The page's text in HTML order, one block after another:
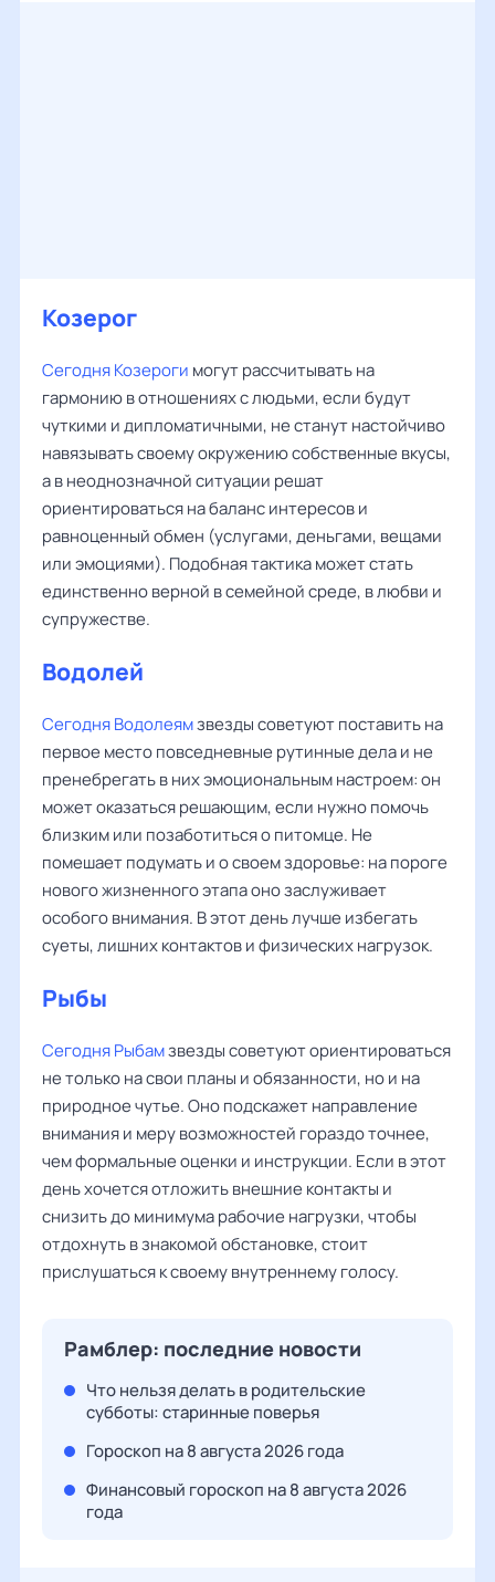
Козерог
Сегодня Козероги могут рассчитывать на
гармонию в отношениях с людьми, если будут
чуткими и дипломатичными, не станут настойчиво
навязывать своему окружению собственные вкусы,
а в неоднозначной ситуации решат
ориентироваться на баланс интересов и
равноценный обмен (услугами, деньгами, вещами
или эмоциями). Подобная тактика может стать
единственно верной в семейной среде, в любви и
супружестве.
Водолей
Сегодня Водолеямзвезды советуют поставить на
первое место повседневные рутинные дела и не
пренебрегать в них эмоциональным настроем: он
может оказаться решающим, если нужно помочь
близким или позаботиться о питомце. Не
помешает подумать и о своем здоровье: на пороге
нового жизненного этапа оно заслуживает
особого внимания. В этот день лучше избегать
суеты, лишних контактов и физических нагрузок.
Рыбы
Сегодня Рыбамзвезды советуют ориентироваться
не только на свои планы и обязанности, но и на
природное чутье. Оно подскажет направление
внимания и меру возможностей гораздо точнее,
чем формальные оценки и инструкции. Если в этот
день хочется отложить внешние контакты и
снизить до минимума рабочие нагрузки, чтобы
отдохнуть в знакомой обстановке, стоит
прислушаться к своему внутреннему голосу.
Рамблер: последние новости
Что нельзя делать в родительские
субботы: старинные поверья
Гороскоп на 8 августа 2026 года
Финансовый гороскоп на 8 августа 2026
года